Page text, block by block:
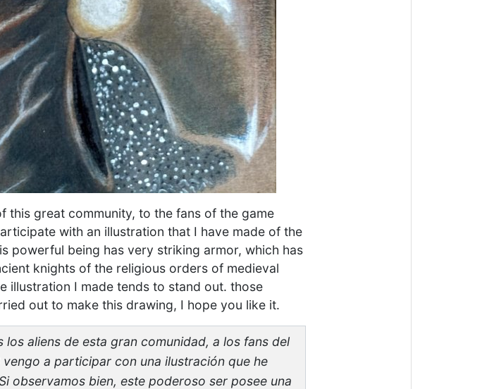
this great community, to the fans of the game
with an illustration that I have made of the
powerful being has very striking armor, which has
knights of the religious orders of medieval
illustration I made tends to stand out. those
out to make this drawing, I hope you like it.
aliens de esta gran comunidad, a los fans del
a participar con una ilustración que he
observamos bien, este poderoso ser posee una